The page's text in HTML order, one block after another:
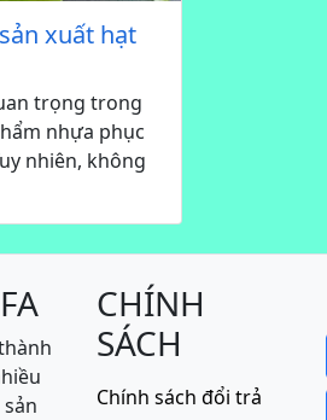
xuất hạt
trọng trong
nhựa phục
nhiên, không
CHÍNH
SÁCH
Chính sách đổi trả